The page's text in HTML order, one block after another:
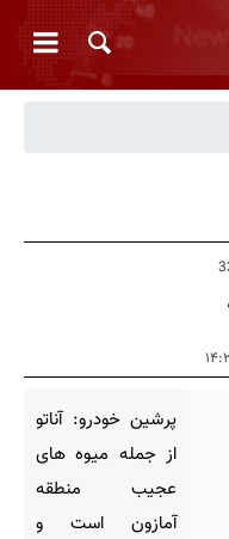
پرشین خودرو: آناتو
از جمله میوه های
عجیب منطقه
آمازون است و